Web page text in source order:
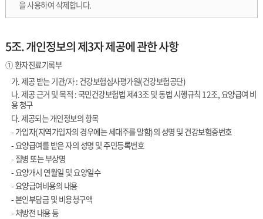
을 사용하여 삭제합니다.
5조. 개인정보의 제3자 제공에 관한 사항
① 환자진료기록부
가. 제공 받는 기관/자 : 건강보험심사평가원(건강보험공단)
나. 제공 근거 및 목적 : 국민건강보험법 제43조 및 동법 시행규칙 12조, 요양급여 비
용 청구
다. 제공되는 개인정보의 항목
- 가입자(지역가입자의 경우에는 세대주를 말함)의 성명 및 건강보험증번호
- 요양급여를 받은 자의 성명 및 주민등록번호
- 질병 또는 부상명
- 요양개시 연월일 및 요양일수
- 요양급여비용의 내용
- 본인부담금 및 비용청구액
- 처방전 내용 등